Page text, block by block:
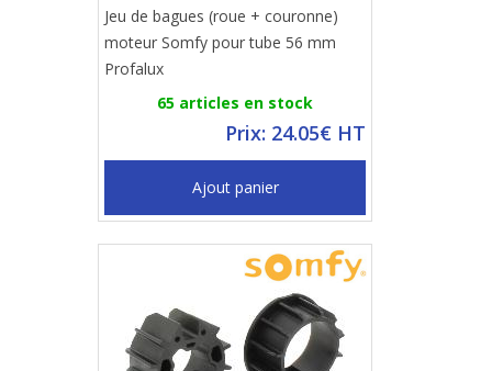
Jeu de bagues (roue + couronne)
moteur Somfy pour tube 56 mm
Profalux
65 articles en stock
Prix: 24.05€ HT
Ajout panier